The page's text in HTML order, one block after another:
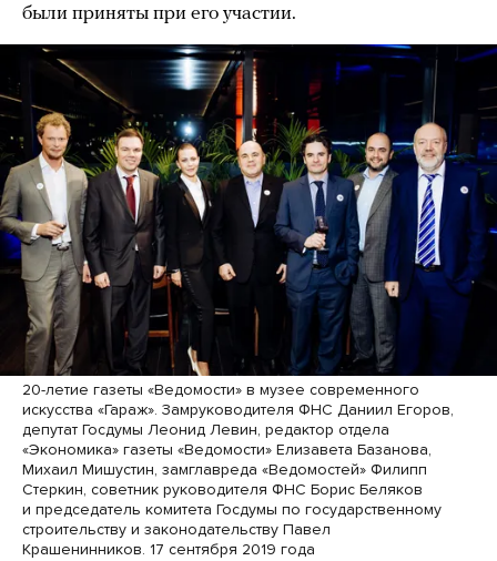
были приняты при его участии.
20-летие газеты «Ведомости» в музее современного
искусства «Гараж». Замруководителя ФНС Даниил Егоров,
депутат Госдумы Леонид Левин, редактор отдела
«Экономика» газеты «Ведомости» Елизавета Базанова,
Михаил Мишустин, замглавреда «Ведомостей» Филипп
Стеркин, советник руководителя ФНС Борис Беляков
и председатель комитета Госдумы по государственному
строительству и законодательству Павел
Крашенинников. 17 сентября 2019 года